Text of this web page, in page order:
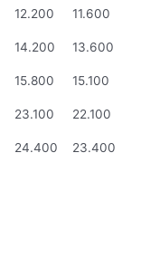
12.200 11.600
14.200 13.600
15.800 15.100
23.100 22.100
24.400 23.400